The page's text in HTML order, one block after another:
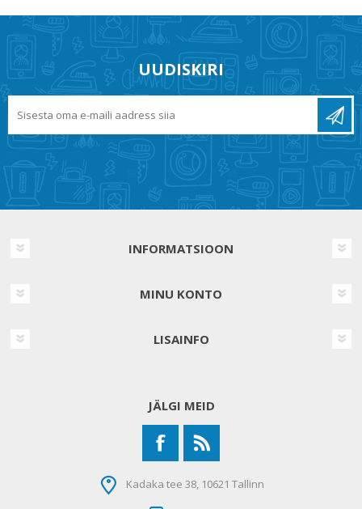
UUDISKIRI
INFORMATSIOON
MINU KONTO
LISAINFO
JÄLGI MEID
Kadaka tee 38, 10621 Tallinn